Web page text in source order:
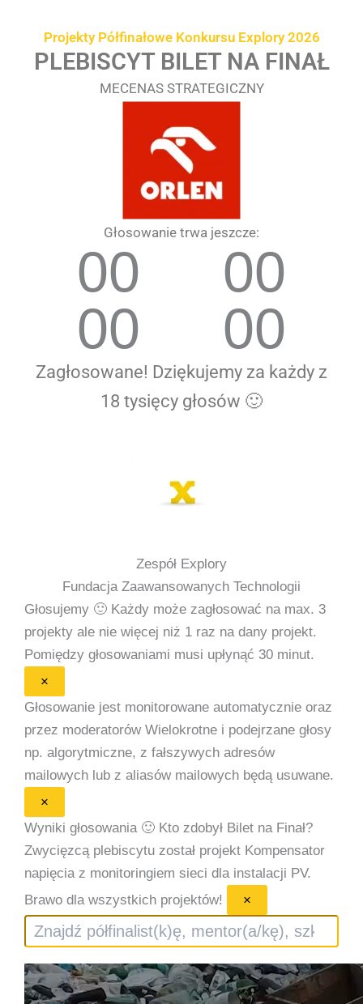
Projekty Półfinałowe Konkursu Explory 2026
PLEBISCYT BILET NA FINAŁ
MECENAS STRATEGICZNY
Głosowanie trwa jeszcze:
00
00
00
00
Zagłosowane! Dziękujemy za każdy z
18 tysięcy głosów 🙂
Zespół Explory
Fundacja Zaawansowanych Technologii
Głosujemy 🙂 Każdy może zagłosować na max. 3
projekty ale nie więcej niż 1 raz na dany projekt.
Pomiędzy głosowaniami musi upłynąć 30 minut.
×
Głosowanie jest monitorowane automatycznie oraz
przez moderatorów Wielokrotne i podejrzane głosy
np. algorytmiczne, z fałszywych adresów
mailowych lub z aliasów mailowych będą usuwane.
×
Wyniki głosowania 🙂 Kto zdobył Bilet na Finał?
Zwycięzcą plebiscytu został projekt Kompensator
napięcia z monitoringiem sieci dla instalacji PV.
Brawo dla wszystkich projektów!
×
Szukaj